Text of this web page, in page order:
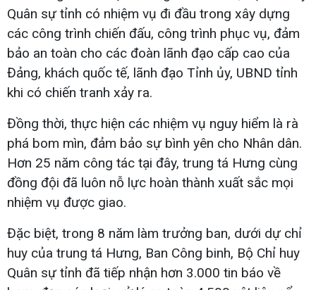
Quân sự tỉnh có nhiệm vụ đi đầu trong xây dựng
các công trình chiến đấu, công trình phục vụ, đảm
bảo an toàn cho các đoàn lãnh đạo cấp cao của
Đảng, khách quốc tế, lãnh đạo Tỉnh ủy, UBND tỉnh
khi có chiến tranh xảy ra.
Đồng thời, thực hiện các nhiệm vụ nguy hiểm là rà
phá bom mìn, đảm bảo sự bình yên cho Nhân dân.
Hơn 25 năm công tác tại đây, trung tá Hưng cùng
đồng đội đã luôn nỗ lực hoàn thành xuất sắc mọi
nhiệm vụ được giao.
Đặc biệt, trong 8 năm làm trưởng ban, dưới dự chỉ
huy của trung tá Hưng, Ban Công binh, Bộ Chỉ huy
Quân sự tỉnh đã tiếp nhận hơn 3.000 tin báo về